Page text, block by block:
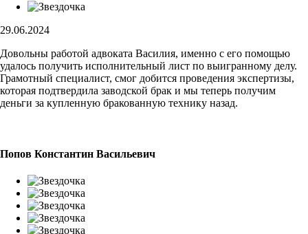
29.06.2024
Довольны работой адвоката Василия, именно с его помощью
удалось получить исполнительный лист по выигранному делу.
Грамотный специалист, смог добится проведения экспертизы,
которая подтвердила заводской брак и мы теперь получим
деньги за купленную бракованную технику назад.
Попов Константин Васильевич